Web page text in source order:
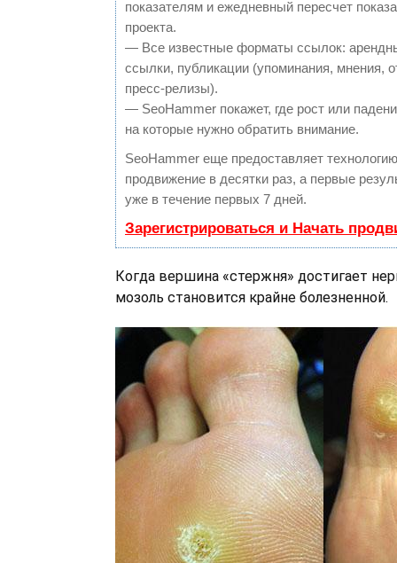
показателям и ежедневный пересчет
проекта.
— Все известные форматы ссылок:
ссылки, публикации (упоминания, мнения,
пресс-релизы).
— SeoHammer покажет, где рост или
на которые нужно обратить внимание.
SeoHammer еще предоставляет
продвижение в десятки раз, а первые
уже в течение первых 7 дней.
Зарегистрироваться и Начать
Когда вершина «стержня» достигает
мозоль становится крайне болезненной.